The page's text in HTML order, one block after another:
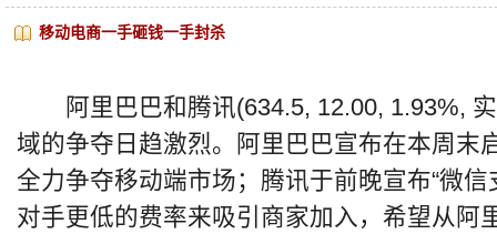
移动电商一手砸钱一手封杀
阿里巴巴和腾讯(634.5, 12.00, 1.93%, 实
域的争夺日趋激烈。阿里巴巴宣布在本周末
全力争夺移动端市场；腾讯于前晚宣布“微
对手更低的费率来吸引商家加入，希望从阿